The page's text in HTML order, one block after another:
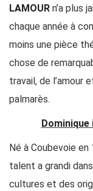
LAMOUR n’a plus
chaque année à
moins une pièce
chose de
travail, de l’amour
palmarès.
Dominique
Né à Coubevoie
talent a grandi
cultures et des